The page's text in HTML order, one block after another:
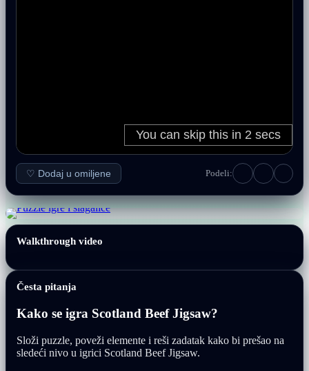
♡ Dodaj u omiljene Podeli:
Walkthrough video
Česta pitanja
Kako se igra Scotland Beef Jigsaw?
Složi puzzle, poveži elemente i reši zadatak kako bi prešao na
sledeći nivo u igrici Scotland Beef Jigsaw.